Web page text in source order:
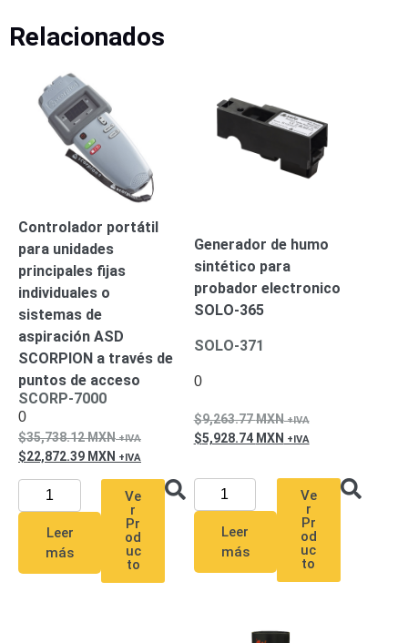
Industriales
Adaptadores
de
ParedBaterías
de
Alimentación
Fuentes
con
RespaldoInyectores
PoEPDUPlantas
de
EnergíaPoE
de Largo
AlcanceUPS
- No Break
Kits-
Completos
IP
Megapixel
TurboHD
de 4
Canales
TurboHD
de 8
Canales
Relacionados
Controlador portátil
para unidades
principales fijas
individuales o
sistemas de
aspiración ASD
SCORPION a través de
puntos de acceso
SCORP-7000
0
35,738.12MXN
22,872.39 MXN
Leer
más
Ve
r
Pr
od
uc
to
Generador de humo
sintético para
probador electronico
SOLO-365
SOLO-371
0
9,263.77MXN
5,928.74 MXN
Leer
más
Ve
r
Pr
od
uc
to